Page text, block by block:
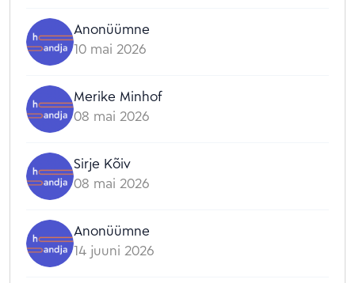
Anonüümne
10 mai 2026
Merike Minhof
08 mai 2026
Sirje Kõiv
08 mai 2026
Anonüümne
14 juuni 2026